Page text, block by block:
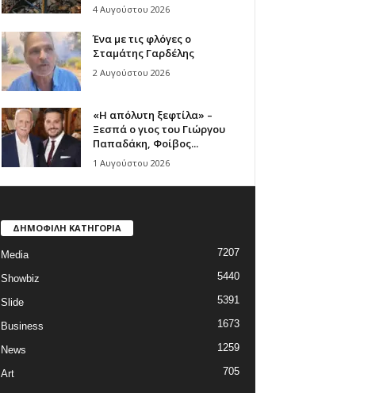
4 Αυγούστου 2026
Ένα με τις φλόγες ο
Σταμάτης Γαρδέλης
2 Αυγούστου 2026
«Η απόλυτη ξεφτίλα» –
Ξεσπά ο γιος του Γιώργου
Παπαδάκη, Φοίβος...
1 Αυγούστου 2026
ΔΗΜΟΦΙΛΗ ΚΑΤΗΓΟΡΙΑ
Media 7207
Showbiz 5440
Slide 5391
Business 1673
News 1259
Art 705